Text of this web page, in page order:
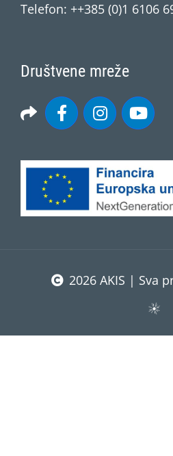
Telefon: ++385 (0)1 6106
Društvene mreže
2026 AKIS | Sva